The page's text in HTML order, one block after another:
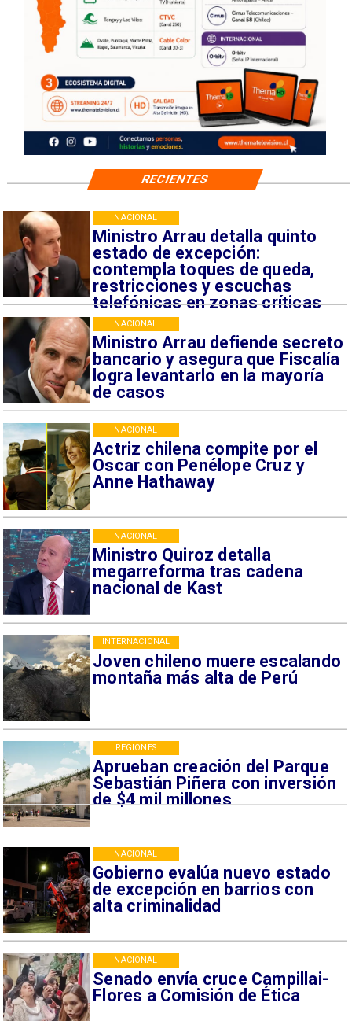
Ministro Arrau detalla quinto
estado de excepción:
contempla toques de queda,
restricciones y escuchas
telefónicas en zonas críticas
NACIONAL
Ministro Arrau defiende secreto
bancario y asegura que Fiscalía
logra levantarlo en la mayoría
de casos
NACIONAL
Actriz chilena compite por el
Oscar con Penélope Cruz y
Anne Hathaway
NACIONAL
Ministro Quiroz detalla
megarreforma tras cadena
nacional de Kast
NACIONAL
Joven chileno muere escalando
montaña más alta de Perú
INTERNACIONAL
Aprueban creación del Parque
Sebastián Piñera con inversión
de $4 mil millones
REGIONES
Gobierno evalúa nuevo estado
de excepción en barrios con
alta criminalidad
NACIONAL
Senado envía cruce Campillai-
Flores a Comisión de Ética
NACIONAL
RECIENTES